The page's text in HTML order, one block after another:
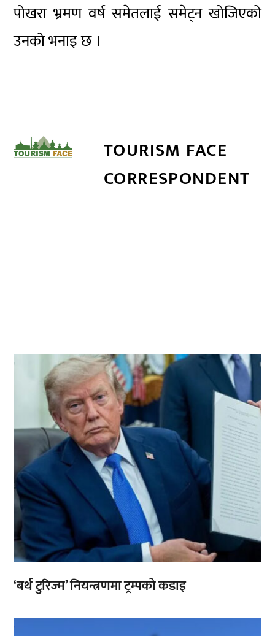
पोखरा भ्रमण वर्ष समेतलाई समेट्न खोजिएको
उनको भनाइ छ ।
TOURISM FACE
CORRESPONDENT
‘बर्थ टुरिज्म’ नियन्त्रणमा ट्रम्पको कडाइ